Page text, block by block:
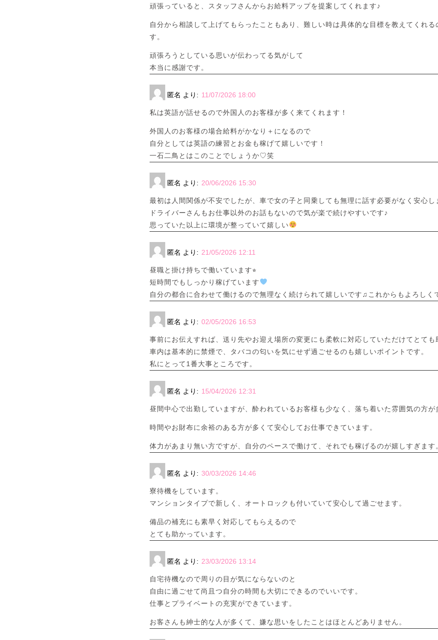
頑張っていると、スタッフさんからお給料アップを提案してくれます♪
自分から相談して上げてもらったこともあり、難しい時は具体的な目標を教えてくれ
す。
頑張ろうとしている思いが伝わってる気がして
本当に感謝です。
匿名 より: 11/07/2026 18:00
私は英語が話せるので外国人のお客様が多く来てくれます！
外国人のお客様の場合給料がかなり＋になるので
自分としては英語の練習とお金も稼げて嬉しいです！
一石二鳥とはこのことでしょうか♡笑
匿名 より: 20/06/2026 15:30
最初は人間関係が不安でしたが、車で女の子と同乗しても無理に話す必要がなく安心し
ドライバーさんもお仕事以外のお話もないので気が楽で続けやすいです♪
思っていた以上に環境が整っていて嬉しい
匿名 より: 21/05/2026 12:11
昼職と掛け持ちで働いています⭐︎
短時間でもしっかり稼げています
自分の都合に合わせて働けるので無理なく続けられて嬉しいです♫これからもよろしく
匿名 より: 02/05/2026 16:53
事前にお伝えすれば、送り先やお迎え場所の変更にも柔軟に対応していただけてとても
車内は基本的に禁煙で、タバコの匂いを気にせず過ごせるのも嬉しいポイントです。
私にとって1番大事ところです。
匿名 より: 15/04/2026 12:31
昼間中心で出勤していますが、酔われているお客様も少なく、落ち着いた雰囲気の方が
時間やお財布に余裕のある方が多くて安心してお仕事できています。
体力があまり無い方ですが、自分のペースで働けて、それでも稼げるのが嬉しすぎます
匿名 より: 30/03/2026 14:46
寮待機をしています。
マンションタイプで新しく、オートロックも付いていて安心して過ごせます。
備品の補充にも素早く対応してもらえるので
とても助かっています。
匿名 より: 23/03/2026 13:14
自宅待機なので周りの目が気にならないのと
自由に過ごせて尚且つ自分の時間も大切にできるのでいいです。
仕事とプライベートの充実ができています。
お客さんも紳士的な人が多くて、嫌な思いをしたことはほとんどありません。